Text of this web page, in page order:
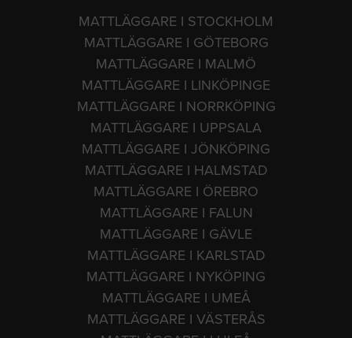
MATTLÄGGARE I STOCKHOLM
MATTLÄGGARE I GÖTEBORG
MATTLÄGGARE I MALMÖ
MATTLÄGGARE I LINKÖPINGE
MATTLÄGGARE I NORRKÖPING
MATTLÄGGARE I UPPSALA
MATTLÄGGARE I JÖNKÖPING
MATTLÄGGARE I HALMSTAD
MATTLÄGGARE I ÖREBRO
MATTLÄGGARE I FALUN
MATTLÄGGARE I GÄVLE
MATTLÄGGARE I KARLSTAD
MATTLÄGGARE I NYKÖPING
MATTLÄGGARE I UMEÅ
MATTLÄGGARE I VÄSTERÅS